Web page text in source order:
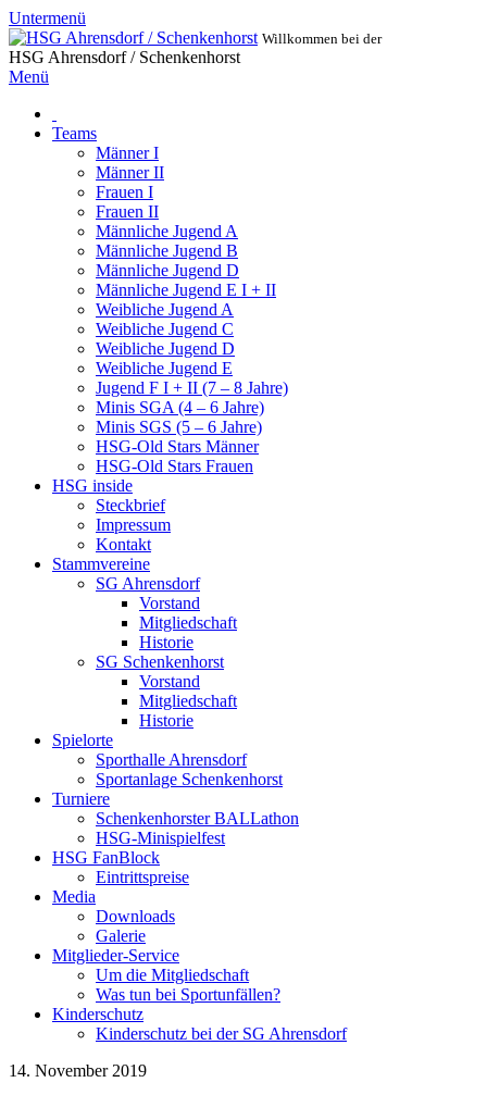
Untermenü
Willkommen bei der
HSG Ahrensdorf / Schenkenhorst
Menü
Teams
Männer I
Männer II
Frauen I
Frauen II
Männliche Jugend A
Männliche Jugend B
Männliche Jugend D
Männliche Jugend E I + II
Weibliche Jugend A
Weibliche Jugend C
Weibliche Jugend D
Weibliche Jugend E
Jugend F I + II (7 – 8 Jahre)
Minis SGA (4 – 6 Jahre)
Minis SGS (5 – 6 Jahre)
HSG-Old Stars Männer
HSG-Old Stars Frauen
HSG inside
Steckbrief
Impressum
Kontakt
Stammvereine
SG Ahrensdorf
Vorstand
Mitgliedschaft
Historie
SG Schenkenhorst
Vorstand
Mitgliedschaft
Historie
Spielorte
Sporthalle Ahrensdorf
Sportanlage Schenkenhorst
Turniere
Schenkenhorster BALLathon
HSG-Minispielfest
HSG FanBlock
Eintrittspreise
Media
Downloads
Galerie
Mitglieder-Service
Um die Mitgliedschaft
Was tun bei Sportunfällen?
Kinderschutz
Kinderschutz bei der SG Ahrensdorf
14. November 2019